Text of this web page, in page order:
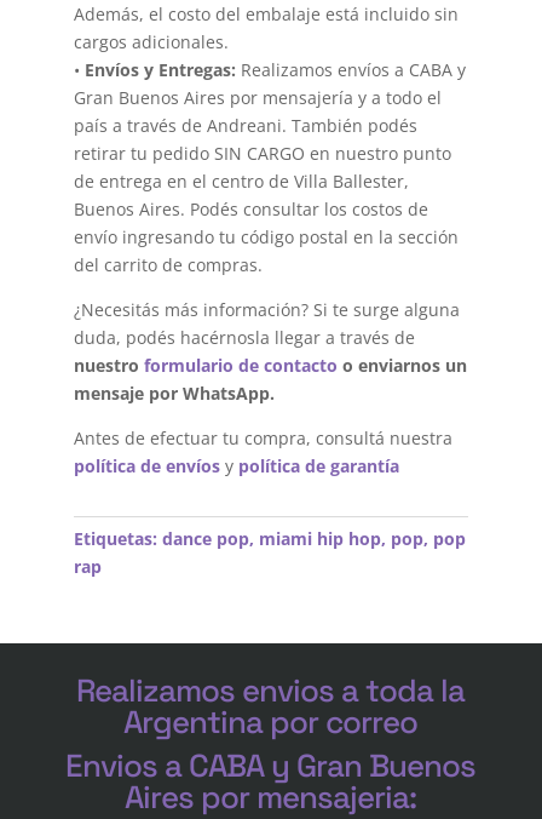
Además, el costo del embalaje está incluido sin
cargos adicionales.
• Envíos y Entregas: Realizamos envíos a CABA y
Gran Buenos Aires por mensajería y a todo el
país a través de Andreani. También podés
retirar tu pedido SIN CARGO en nuestro punto
de entrega en el centro de Villa Ballester,
Buenos Aires. Podés consultar los costos de
envío ingresando tu código postal en la sección
del carrito de compras.
¿Necesitás más información? Si te surge alguna
duda, podés hacérnosla llegar a través de
nuestro formulario de contacto o enviarnos un
mensaje por WhatsApp.
Antes de efectuar tu compra, consultá nuestra
política de envíosy política de garantía
Etiquetas: dance pop, miami hip hop, pop, pop
rap
Realizamos envios a toda la
Argentina por correo
Envios a CABA y Gran Buenos
Aires por mensajeria: